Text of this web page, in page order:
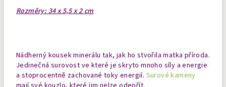
Rozměry: 34 x 5,5 x 2 cm
Nádherný kousek minerálu tak, jak ho stvořila matka příroda.
Jedinečná surovost ve které je skryto mnoho síly a energie
a stoprocentně zachované toky energií. Surové kameny